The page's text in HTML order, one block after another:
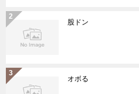
股ドン
オボる